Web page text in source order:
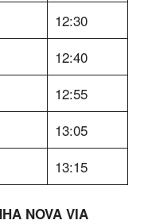
12:30
12:40
12:55
13:05
13:15
NOVA VIA